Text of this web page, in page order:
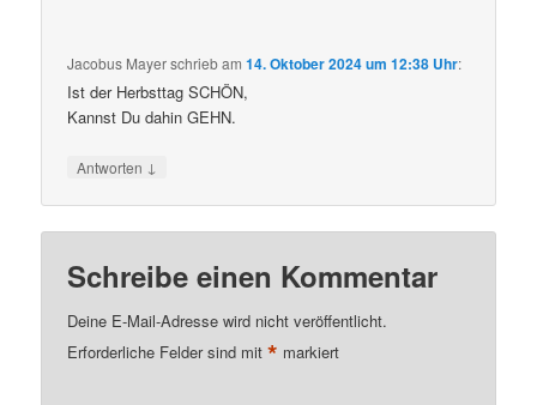
Jacobus Mayerschriebam14. Oktober 2024 um 12:38 Uhr:
Ist der Herbsttag SCHÖN,
Kannst Du dahin GEHN.
Antworten ↓
Schreibe einen Kommentar
Deine E-Mail-Adresse wird nicht veröffentlicht.
Erforderliche Felder sind mit* markiert